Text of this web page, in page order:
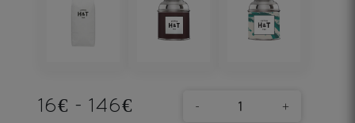
16€ - 146€ - +